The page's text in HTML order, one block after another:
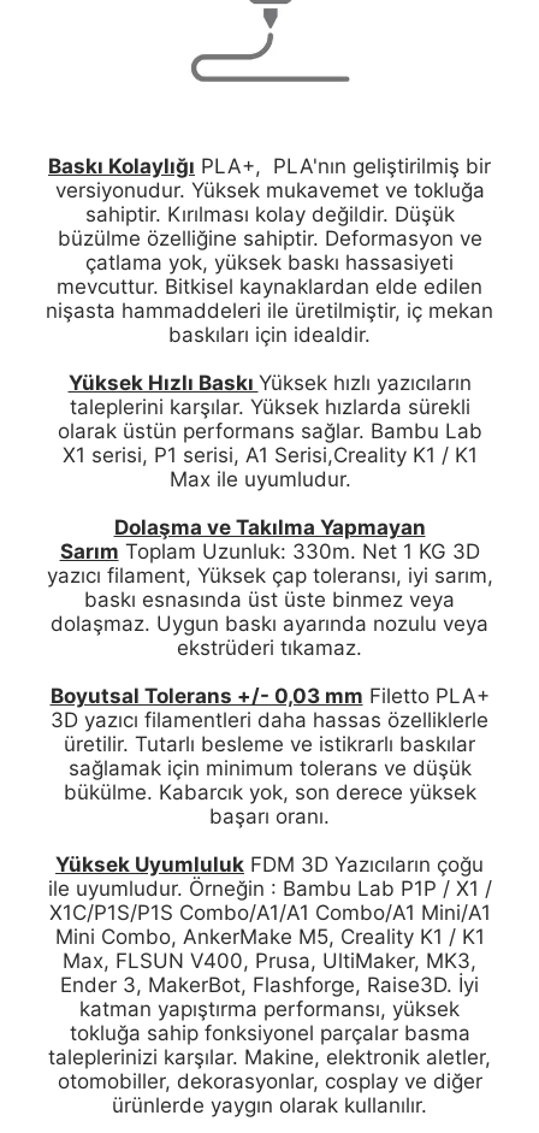
Baskı Kolaylığı PLA+, PLA'nın geliştirilmiş bir
versiyonudur. Yüksek mukavemet ve tokluğa
sahiptir. Kırılması kolay değildir. Düşük
büzülme özelliğine sahiptir. Deformasyon ve
çatlama yok, yüksek baskı hassasiyeti
mevcuttur. Bitkisel kaynaklardan elde edilen
nişasta hammaddeleri ile üretilmiştir, iç mekan
baskıları için idealdir.
Yüksek Hızlı Baskı Yüksek hızlı yazıcıların
taleplerini karşılar. Yüksek hızlarda sürekli
olarak üstün performans sağlar. Bambu Lab
X1 serisi, P1 serisi, A1 Serisi,Creality K1 / K1
Max ile uyumludur.
Dolaşma ve Takılma Yapmayan
Sarım Toplam Uzunluk: 330m. Net 1 KG 3D
yazıcı filament, Yüksek çap toleransı, iyi sarım,
baskı esnasında üst üste binmez veya
dolaşmaz. Uygun baskı ayarında nozulu veya
ekstrüderi tıkamaz.
Boyutsal Tolerans +/- 0,03 mm Filetto PLA+
3D yazıcı filamentleri daha hassas özelliklerle
üretilir. Tutarlı besleme ve istikrarlı baskılar
sağlamak için minimum tolerans ve düşük
bükülme. Kabarcık yok, son derece yüksek
başarı oranı.
Yüksek Uyumluluk FDM 3D Yazıcıların çoğu
ile uyumludur. Örneğin : Bambu Lab P1P / X1 /
X1C/P1S/P1S Combo/A1/A1 Combo/A1 Mini/A1
Mini Combo, AnkerMake M5, Creality K1 / K1
Max, FLSUN V400, Prusa, UltiMaker, MK3,
Ender 3, MakerBot, Flashforge, Raise3D. İyi
katman yapıştırma performansı, yüksek
tokluğa sahip fonksiyonel parçalar basma
taleplerinizi karşılar. Makine, elektronik aletler,
otomobiller, dekorasyonlar, cosplay ve diğer
ürünlerde yaygın olarak kullanılır.